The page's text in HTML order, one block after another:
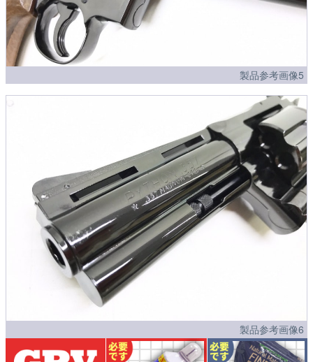
製品参考画像5
製品参考画像6